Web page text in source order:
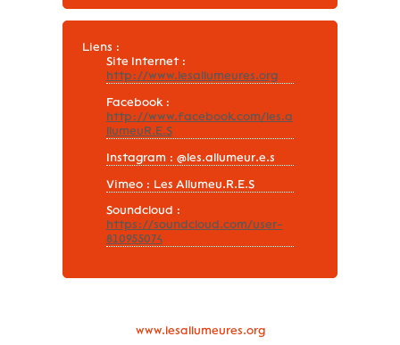
Liens :
Site Internet :
http://www.lesallumeures.org
Facebook :
http://www.facebook.com/les.a
llumeuR.E.S
Instagram : @les.allumeur.e.s
Vimeo : Les Allumeu.R.E.S
Soundcloud :
https://soundcloud.com/user-
810955074
www.lesallumeures.org